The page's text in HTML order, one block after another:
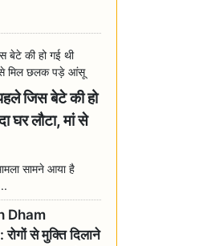
जिस बेटे की हो
घर लौटा, मां से
सामने आया है
Dham
से मुक्ति दिलाने